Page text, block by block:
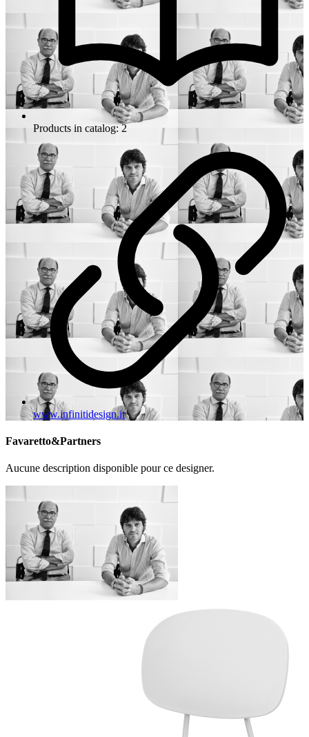
Products in catalog: 2
www.infinitidesign.it
Favaretto&Partners
Aucune description disponible pour ce designer.